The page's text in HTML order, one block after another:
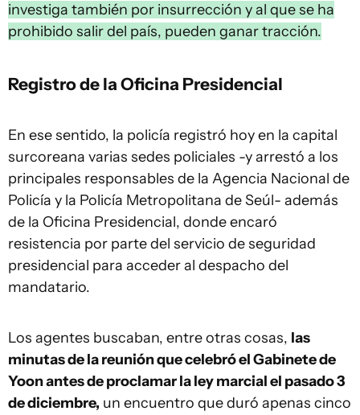
investiga también por insurrección y al que se ha
prohibido salir del país, pueden ganar tracción.
Registro de la Oficina Presidencial
En ese sentido, la policía registró hoy en la capital
surcoreana varias sedes policiales -y arrestó a los
principales responsables de la Agencia Nacional de
Policía y la Policía Metropolitana de Seúl- además
de la Oficina Presidencial, donde encaró
resistencia por parte del servicio de seguridad
presidencial para acceder al despacho del
mandatario.
Los agentes buscaban, entre otras cosas, las
minutas de la reunión que celebró el Gabinete de
Yoon antes de proclamar la ley marcial el pasado 3
de diciembre, un encuentro que duró apenas cinco